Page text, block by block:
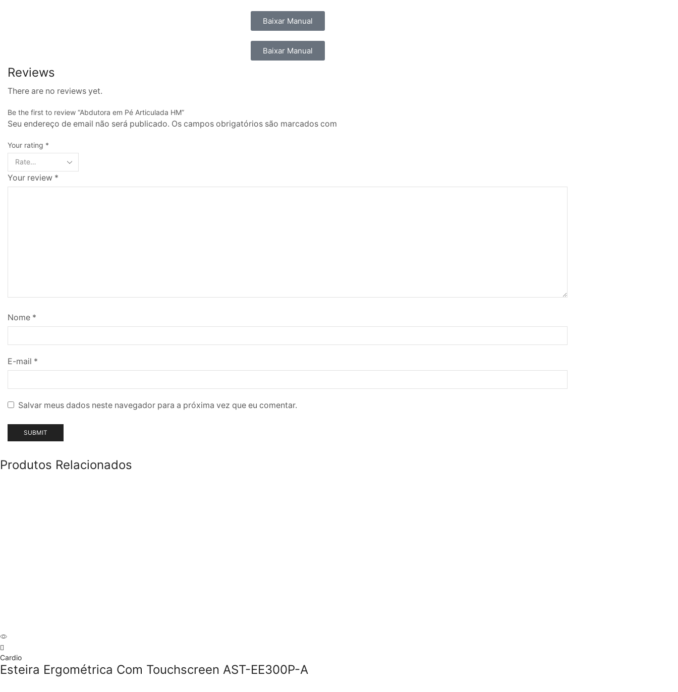
Baixar Manual
Baixar Manual
Reviews
There are no reviews yet.
Be the first to review “Abdutora em Pé Articulada HM”
Seu endereço de email não será publicado. Os campos obrigatórios são marcados com
Your rating *
Your review *
Nome *
E-mail *
Salvar meus dados neste navegador para a próxima vez que eu comentar.
Produtos Relacionados
Cardio
Esteira Ergométrica Com Touchscreen AST-EE300P-A